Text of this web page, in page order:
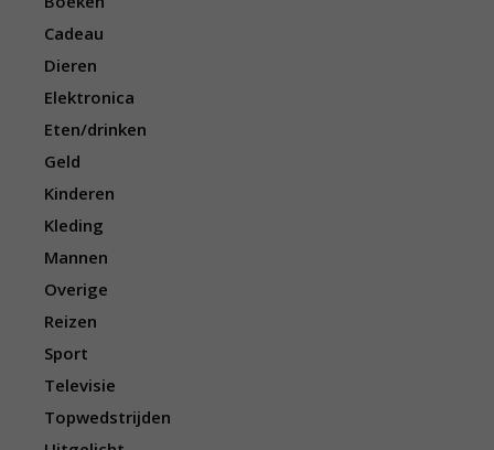
Cadeau
Dieren
Elektronica
Eten/drinken
Geld
Kinderen
Kleding
Mannen
Overige
Reizen
Sport
Televisie
Topwedstrijden